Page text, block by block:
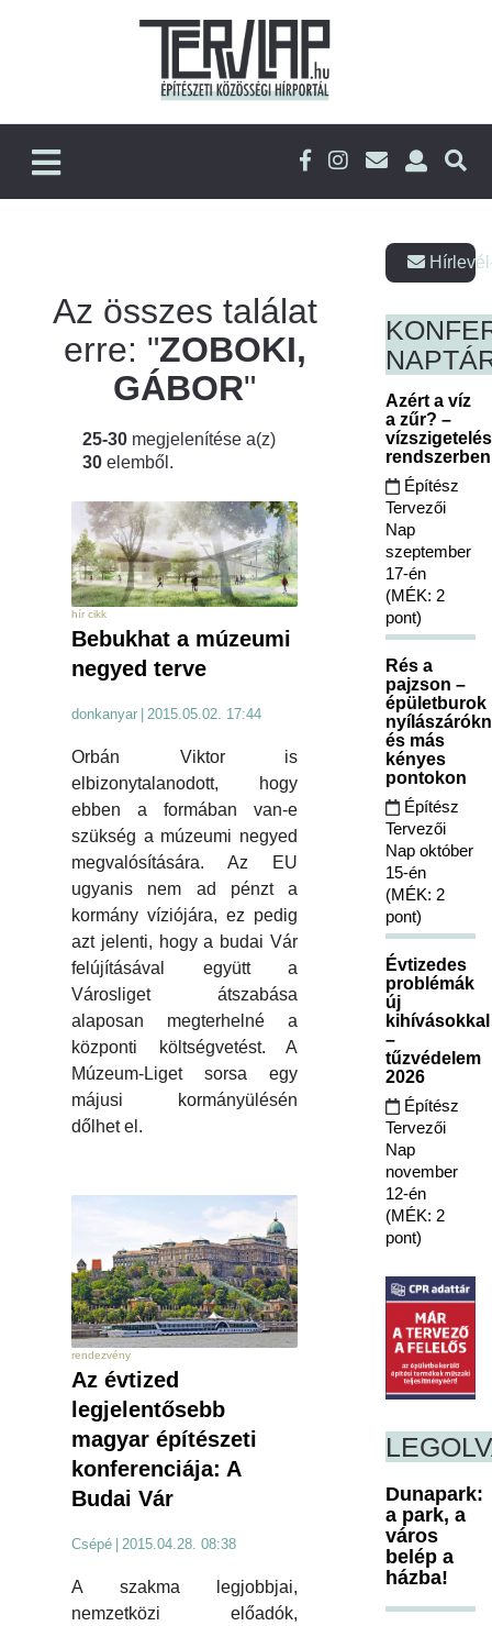
Az összes találat
erre: "ZOBOKI,
GÁBOR"
25-30 megjelenítése a(z)
30 elemből.
hír cikk
Bebukhat a múzeumi
negyed terve
donkanyar 2015.05.02. 17:44
Orbán Viktor is
elbizonytalanodott, hogy
ebben a formában van-e
szükség a múzeumi negyed
megvalósítására. Az EU
ugyanis nem ad pénzt a
kormány víziójára, ez pedig
azt jelenti, hogy a budai Vár
felújításával együtt a
Városliget átszabása
alaposan megterhelné a
központi költségvetést. A
Múzeum-Liget sorsa egy
májusi kormányülésén
dőlhet el.
rendezvény
Az évtized
legjelentősebb
magyar építészeti
konferenciája: A
Budai Vár
Csépé 2015.04.28. 08:38
A szakma legjobbjai,
nemzetközi előadók,
Azért a víz
a zűr? –
Építész
Tervezői
Nap
szeptember
17-én
(MÉK: 2
pont)
Rés a
pajzson –
épületburok
és más
kényes
pontokon
Építész
Tervezői
Nap október
15-én
(MÉK: 2
pont)
Évtizedes
problémák
új
kihívásokkal
–
tűzvédelem
2026
Építész
Tervezői
Nap
november
12-én
(MÉK: 2
pont)
Dunapark:
a park, a
város
belép a
házba!